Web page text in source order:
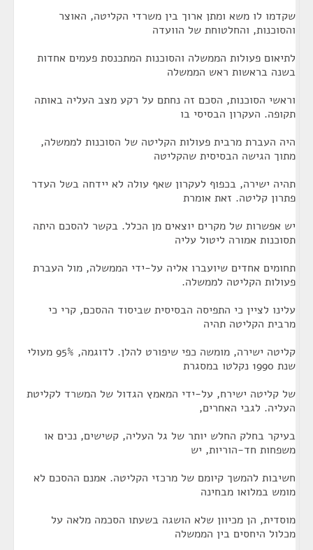
שקדמו לו משא ומתן ארוך בין משרדי הקליטה, האוצר
והסוכנות, והחלטוחת של הוועדה
לתיאום פעולות הממשלה והסוכנות המתכנסת פעמים אחדות
בשנה בראשות ראש הממשלה
וראשי הסוכנות, הסכם זה נחתם על רקע מצב העליה באותה
תקופה. העקרון הבסיסי בו
היה העברת מרבית פעולות הקליטה של הסוכנות לממשלה,
מתוך הגישה הבסיסית שהקליטה
תהיה ישירה, בכפוף לעקרון שאף עולה לא יידחה בשל העדר
פתרון קליטה. זאת אומרת
יש אפשרות של מקרים יוצאים מן הכלל. בקשר להסכם היתה
תסוכנות אמורה ליטול עליה
תחומים אחדים שיועברו אליה על-ידי הממשלה, מול העברת
פעולות הקליטה לממשלה.
עלינו לציין כי התפיסה הבסיסית שביסוד ההסכם, קרי כי
מרבית הקליטה תהיה
קליטה ישירה, מומשה כפי שיפורט להלן. לדוגמה, 95% מעולי
שנת 1990 נקלטו במסגרת
של קליטה ישירח, על-ידי המאמץ הגדול של המשרד לקליטת
העליה. לגבי האחרים,
בעיקר בחלק החלש יותר של גל העליה, קשישים, נכים או
משפחות חד-הוריות, יש
חשיבות להמשך קיומם של מרכזי הקליטה. אמנם ההסכם לא
מומש במלואו מבחינה
מוסדית, הן מכיוון שלא הושגה בשעתו הסכמה מלאה על
מכלול היחסים בין הממשלה